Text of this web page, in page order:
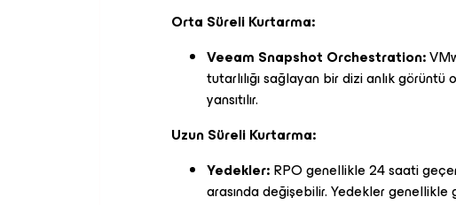
Orta Süreli Kurtarma:
Veeam Snapshot Orchestration:
tutarlılığı sağlayan bir dizi anlık
yansıtılır.
Uzun Süreli Kurtarma:
Yedekler:RPO genellikle 24 saati
arasında değişebilir. Yedekler genellikle